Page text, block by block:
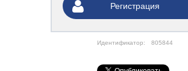
Регистрация
Идентификатор: 805844